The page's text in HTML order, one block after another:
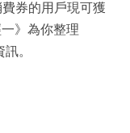
券的用戶現可獲
》為你整理
。